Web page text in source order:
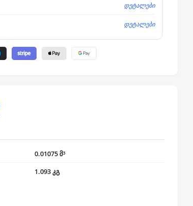
დეტალები
დეტალები
0.01075 მ³
1.093 კგ